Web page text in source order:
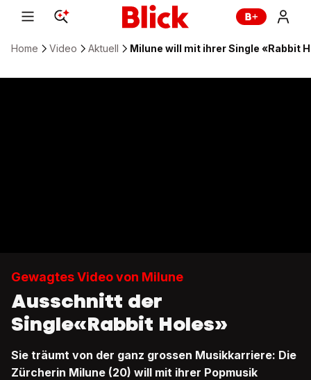
Home Video Aktuell Milune will mit ihrer Single «Rabbit
Gewagtes Video von Milune
Ausschnitt der
Single«Rabbit Holes»
Sie träumt von der ganz grossen Musikkarriere: Die
Zürcherin Milune (20) will mit ihrer Popmusik